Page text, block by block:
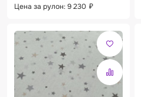
Цена за рулон: 9 230 ₽